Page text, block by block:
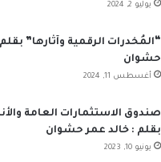
يوليو 2, 2024
“المُخدرات الرقمية وآثارها”
حشوان
أغسطس 11, 2024
صندوق الاستثمارات العامة
بقلم : خالد عمر حشوان
يونيو 10, 2023